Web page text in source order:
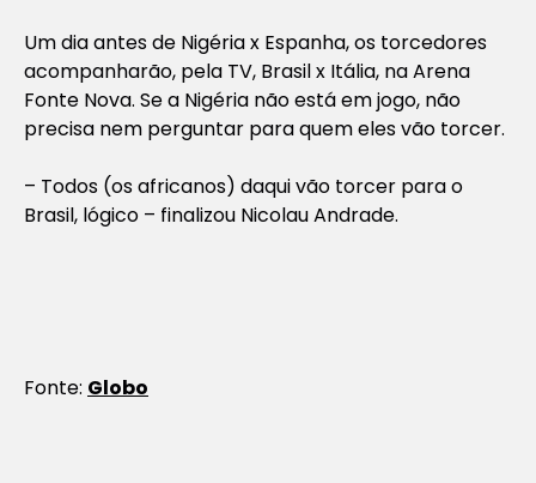
Um dia antes de Nigéria x Espanha, os torcedores
acompanharão, pela TV, Brasil x Itália, na Arena
Fonte Nova. Se a Nigéria não está em jogo, não
precisa nem perguntar para quem eles vão torcer.
– Todos (os africanos) daqui vão torcer para o
Brasil, lógico – finalizou Nicolau Andrade.
Fonte: Globo